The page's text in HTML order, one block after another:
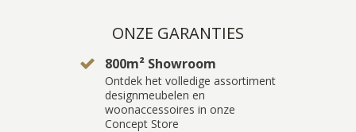
ONZE GARANTIES
800m² Showroom
Ontdek het volledige assortiment
designmeubelen en
woonaccessoires in onze
Concept Store